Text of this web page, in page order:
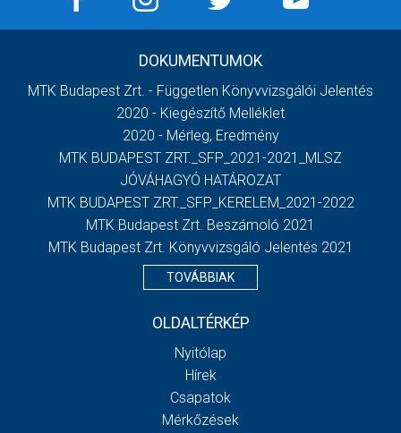
DOKUMENTUMOK
MTK Budapest Zrt. - Független Könyvvizsgálói Jelentés
2020 - Kiegészítő Melléklet
2020 - Mérleg, Eredmény
MTK BUDAPEST ZRT._SFP_2021-2021_MLSZ
JÓVÁHAGYÓ HATÁROZAT
MTK BUDAPEST ZRT._SFP_KERELEM_2021-2022
MTK Budapest Zrt. Beszámoló 2021
MTK Budapest Zrt. Könyvvizsgáló Jelentés 2021
TOVÁBBIAK
OLDALTÉRKÉP
Nyitólap
Hírek
Csapatok
Mérkőzések